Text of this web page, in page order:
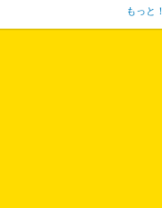
もっと！